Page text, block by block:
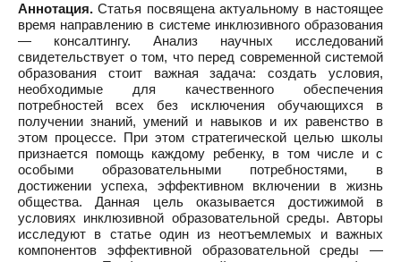
Аннотация. Статья посвящена актуальному в настоящее
время направлению в системе инклюзивного образования
— консалтингу. Анализ научных исследований
свидетельствует о том, что перед современной системой
образования стоит важная задача: создать условия,
необходимые для качественного обеспечения
потребностей всех без исключения обучающихся в
получении знаний, умений и навыков и их равенство в
этом процессе. При этом стратегической целью школы
признается помощь каждому ребенку, в том числе и с
особыми образовательными потребностями, в
достижении успеха, эффективном включении в жизнь
общества. Данная цель оказывается достижимой в
условиях инклюзивной образовательной среды. Авторы
исследуют в статье один из неотъемлемых и важных
компонентов эффективной образовательной среды —